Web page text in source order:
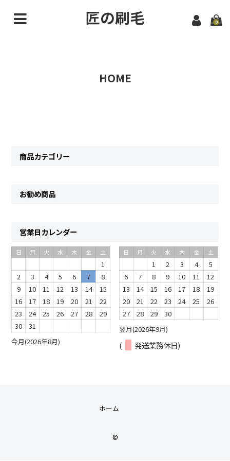
匠の刷毛 0
HOME
商品カテゴリー
お勧め商品
営業日カレンダー
今月(2026年8月)
日 月 火 水 木 金 土
1
2
3 4 5 6 7
8
9
10 11 12 13 14
15
16
17 18 19 20 21
22
23
24 25 26 27 28
29
30
31 翌月(2026年9月)
日 月 火 水 木 金 土
1 2 3 4
5
6
7 8 9 10 11
12
13
14 15 16 17 18
19
20
21 22 23 24 25
26
27
28 29 30
( 発送業務休日)
ホーム
©